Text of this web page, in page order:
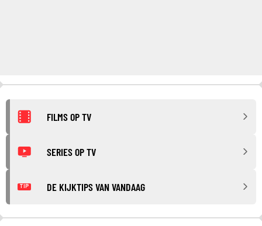
FILMS OP TV
SERIES OP TV
TIP DE KIJKTIPS VAN VANDAAG